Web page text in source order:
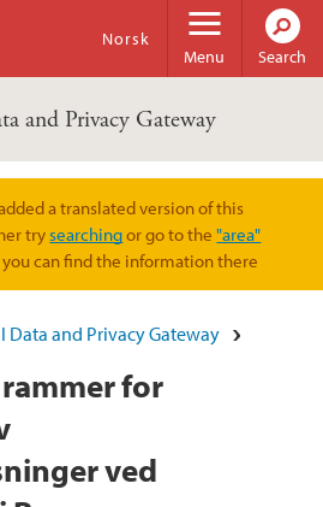
Menu
Norsk
Search
and Privacy Gateway
a translated version of this
trysearchingor go to the"area"
can find the information there
Data and Privacy Gateway
for
ved